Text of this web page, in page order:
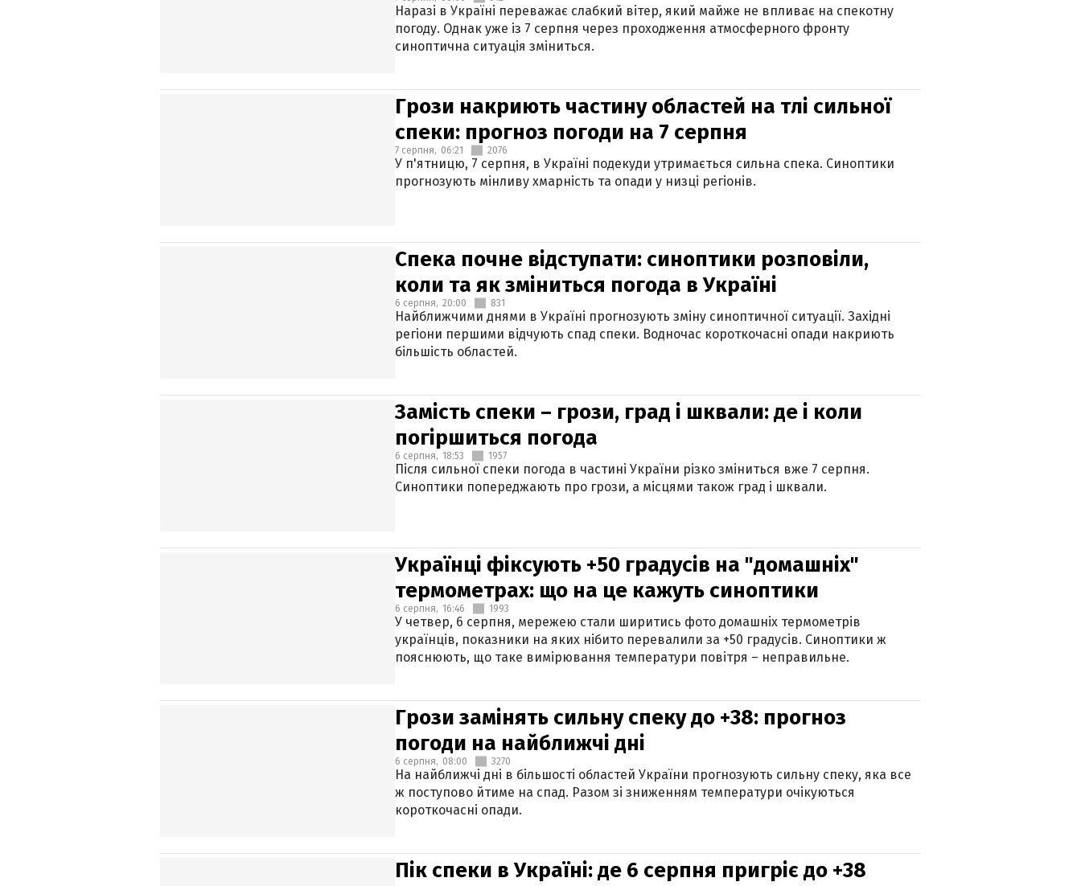
Наразі в Україні переважає слабкий вітер, який майже не впливає на спекотну
погоду. Однак уже із 7 серпня через проходження атмосферного фронту
синоптична ситуація зміниться.
Грози накриють частину областей на тлі сильної
спеки: прогноз погоди на 7 серпня
7 серпня, 06:21 2076
У п'ятницю, 7 серпня, в Україні подекуди утримається сильна спека. Синоптики
прогнозують мінливу хмарність та опади у низці регіонів.
Спека почне відступати: синоптики розповіли,
коли та як зміниться погода в Україні
6 серпня, 20:00 831
Найближчими днями в Україні прогнозують зміну синоптичної ситуації. Західні
регіони першими відчують спад спеки. Водночас короткочасні опади накриють
більшість областей.
Замість спеки – грози, град і шквали: де і коли
погіршиться погода
6 серпня, 18:53 1957
Після сильної спеки погода в частині України різко зміниться вже 7 серпня.
Синоптики попереджають про грози, а місцями також град і шквали.
Українці фіксують +50 градусів на "домашніх"
термометрах: що на це кажуть синоптики
6 серпня, 16:46 1993
У четвер, 6 серпня, мережею стали ширитись фото домашніх термометрів
українців, показники на яких нібито перевалили за +50 градусів. Синоптики ж
пояснюють, що таке вимірювання температури повітря – неправильне.
Грози замінять сильну спеку до +38: прогноз
погоди на найближчі дні
6 серпня, 08:00 3270
На найближчі дні в більшості областей України прогнозують сильну спеку, яка все
ж поступово йтиме на спад. Разом зі зниженням температури очікуються
короткочасні опади.
Пік спеки в Україні: де 6 серпня пригріє до +38